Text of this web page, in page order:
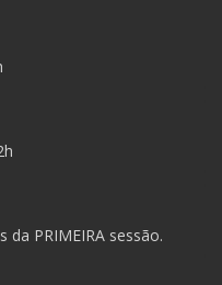
PRIMEIRA sessão.